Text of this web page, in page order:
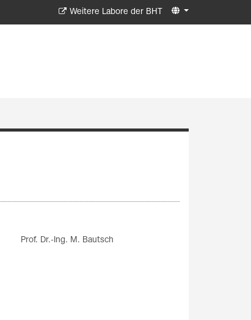
Weitere Labore der BHT
Prof. Dr.-Ing. M. Bautsch